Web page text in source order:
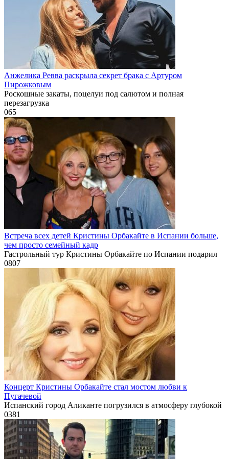
Анжелика Ревва раскрыла секрет брака с Артуром
Пирожковым
Роскошные закаты, поцелуи под салютом и полная
перезагрузка
065
Встреча всех детей Кристины Орбакайте в Испании больше,
чем просто семейный кадр
Гастрольный тур Кристины Орбакайте по Испании подарил
0807
Концерт Кристины Орбакайте стал мостом любви к
Пугачевой
Испанский город Аликанте погрузился в атмосферу глубокой
0381